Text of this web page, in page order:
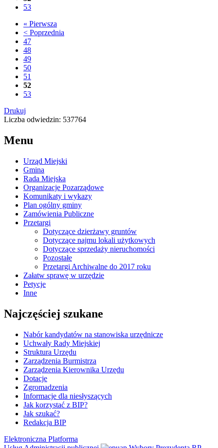
53
« Pierwsza
< Poprzednia
47
48
49
50
51
52
53
Drukuj
Liczba odwiedzin: 537764
Menu
Urząd Miejski
Gmina
Rada Miejska
Organizacje Pozarządowe
Komunikaty i wykazy
Plan ogólny gminy
Zamówienia Publiczne
Przetargi
Dotyczące dzierżawy gruntów
Dotyczące najmu lokali użytkowych
Dotyczące sprzedaży nieruchomości
Pozostałe
Przetargi Archiwalne do 2017 roku
Załatw sprawę w urzędzie
Petycje
Inne
Najczęściej szukane
Nabór kandydatów na stanowiska urzędnicze
Uchwały Rady Miejskiej
Struktura Urzędu
Zarządzenia Burmistrza
Zarządzenia Kierownika Urzędu
Dotacje
Zgromadzenia
Informacje dla niesłyszących
Jak korzystać z BIP?
Jak szukać?
Redakcja BIP
Elektroniczna Platforma